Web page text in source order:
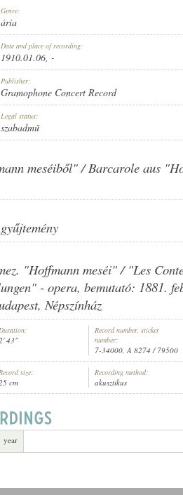
, ANTONIO SCOTTI ISMERETLEN ZENEKAR
RECORD
Genre:
ária
Date and place of recording:
1910.01.06, -
Publisher:
Gramophone Concert Record
Legal status:
szabadmű
meséiből" / Barcarole aus
"Hoffmann meséi" / "Les
- opera, bemutató: 1881.
Népszínház
43"
Record number, sticker
number:
7-34000, A 8274 / 79500
size:
cm
Recording method:
akusztikus
year